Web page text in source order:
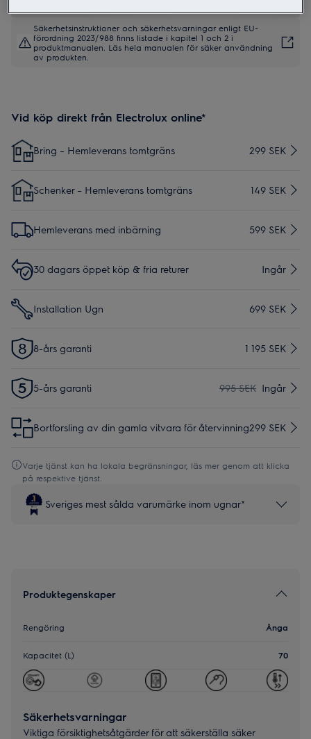
Säkerhetsinstruktioner och säkerhetsvarningar enligt EU-
förordning 2023/988 finns listade i kapitel 1 och 2 i
produktmanualen. Läs hela manualen för säker användning
av produkten.
Vid köp direkt från Electrolux online*
Bring – Hemleverans tomtgräns 299 SEK
Schenker – Hemleverans tomtgräns 149 SEK
Hemleverans med inbärning 599 SEK
30 dagars öppet köp & fria returer Ingår
Installation Ugn 699 SEK
8-års garanti 1 195 SEK
5-års garanti 995 SEK Ingår
Bortforsling av din gamla vitvara för återvinning299 SEK
Varje tjänst kan ha lokala begränsningar, läs mer genom att klicka
på respektive tjänst.
Sveriges mest sålda varumärke inom ugnar*
Produktegenskaper
Rengöring Ånga
Kapacitet (L) 70
Säkerhetsvarningar
Viktiga försiktighetsåtgärder för att säkerställa säker